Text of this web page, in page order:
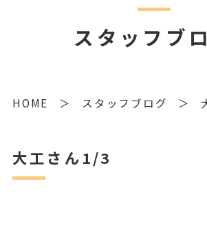
スタッフブ
HOME スタッフブログ
大工さん1/3